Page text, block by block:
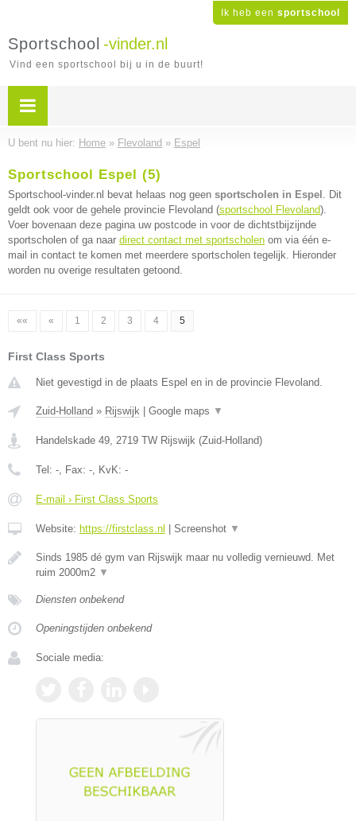
Ik heb een sportschool
Sportschool -vinder.nl
Vind een sportschool bij u in de buurt!
U bent nu hier: Home » Flevoland » Espel
Sportschool Espel (5)
Sportschool-vinder.nl bevat helaas nog geen sportscholen in Espel . Dit
geldt ook voor de gehele provincie Flevoland (sportschool Flevoland).
Voer bovenaan deze pagina uw postcode in voor de dichtstbijzijnde
sportscholen of ga naar direct contact met sportscholen om via één e-
mail in contact te komen met meerdere sportscholen tegelijk. Hieronder
worden nu overige resultaten getoond.
«« « 1 2 3 4 5
First Class Sports
Niet gevestigd in de plaats Espel en in de provincie Flevoland.
Zuid-Holland » Rijswijk Google maps ▼
Handelskade 49, 2719 TW Rijswijk (Zuid-Holland)
Tel: -, Fax: -, KvK: -
E-mail › First Class Sports
Website: https://firstclass.nl Screenshot ▼
Sinds 1985 dé gym van Rijswijk maar nu volledig vernieuwd. Met
ruim 2000m2 ▼
Diensten onbekend
Openingstijden onbekend
Sociale media: